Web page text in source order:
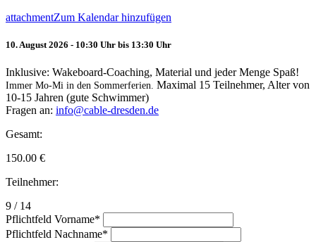
attachmentZum Kalendar hinzufügen
10. August 2026 - 10:30 Uhr bis 13:30 Uhr
Inklusive: Wakeboard-Coaching, Material und jeder Menge Spaß!
Immer Mo-Mi in den Sommerferien. Maximal 15 Teilnehmer, Alter von
10-15 Jahren (gute Schwimmer)
Fragen an: info@cable-dresden.de
Gesamt:
150.00 €
Teilnehmer:
9 / 14
Pflichtfeld Vorname*
Pflichtfeld Nachname*